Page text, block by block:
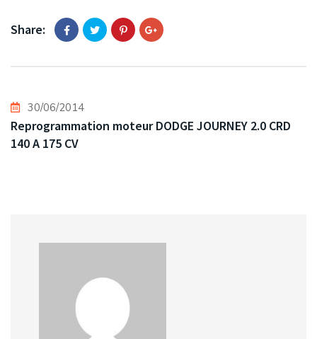
Share:
30/06/2014
Reprogrammation moteur DODGE JOURNEY 2.0 CRD
140 A 175 CV